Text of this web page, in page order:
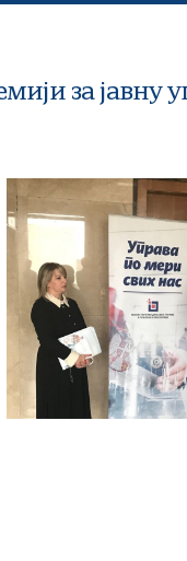
за јавну